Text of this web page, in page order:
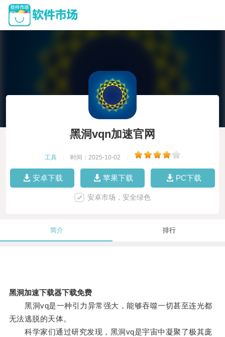
黑洞vqn加速官网
工具 时间：2025-10-02
安卓下载 苹果下载 PC下载
安卓市场，安全绿色
简介 排行
黑洞加速下载器下载免费
黑洞vq是一种引力异常强大，能够吞噬一切甚至连光都
无法逃脱的天体。
科学家们通过研究发现，黑洞vq是宇宙中凝聚了极其庞